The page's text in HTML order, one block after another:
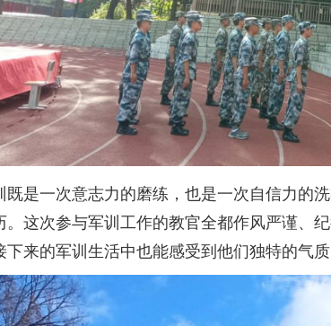
既是一次意志力的磨练，也是一次自信力的
。这次参与军训工作的教官全都作风严谨、
下来的军训生活中也能感受到他们独特的气质